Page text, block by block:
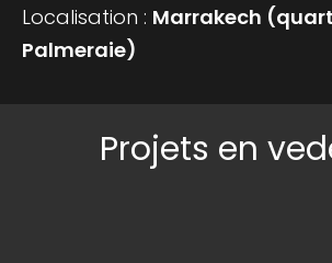
Localisation : Marrakech
Palmeraie)
Projets en